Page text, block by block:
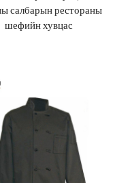
салбарын рестораны
шефийн хувцас